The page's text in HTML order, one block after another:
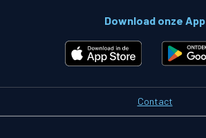
Download onze App
Contact